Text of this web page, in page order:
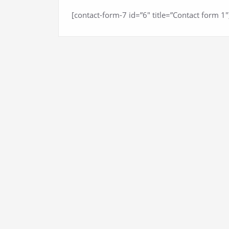
[contact-form-7 id=”6″ title=”Contact form